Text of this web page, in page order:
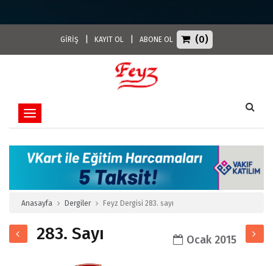
GİRİŞ KAYIT OL ABONE OL (0)
Toggle navigation
Anasayfa Dergiler Feyz Dergisi 283. sayı
283. Sayı Ocak 2015